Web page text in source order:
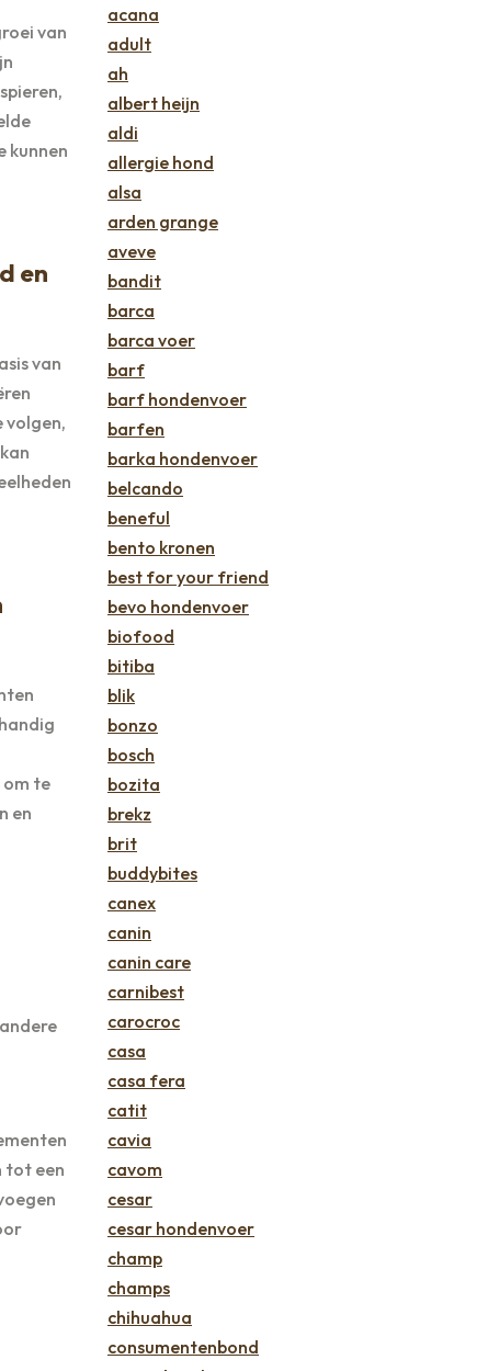
van
kunnen
en
van
volgen,
om te
en
tot een
acana
adult
ah
albert heijn
aldi
allergie hond
alsa
arden grange
aveve
bandit
barca
barca voer
barf
barf hondenvoer
barfen
barka hondenvoer
belcando
beneful
bento kronen
best for your friend
bevo hondenvoer
biofood
bitiba
blik
bonzo
bosch
bozita
brekz
brit
buddybites
canex
canin
canin care
carnibest
carocroc
casa
casa fera
catit
cavia
cavom
cesar
cesar hondenvoer
champ
champs
chihuahua
consumentenbond